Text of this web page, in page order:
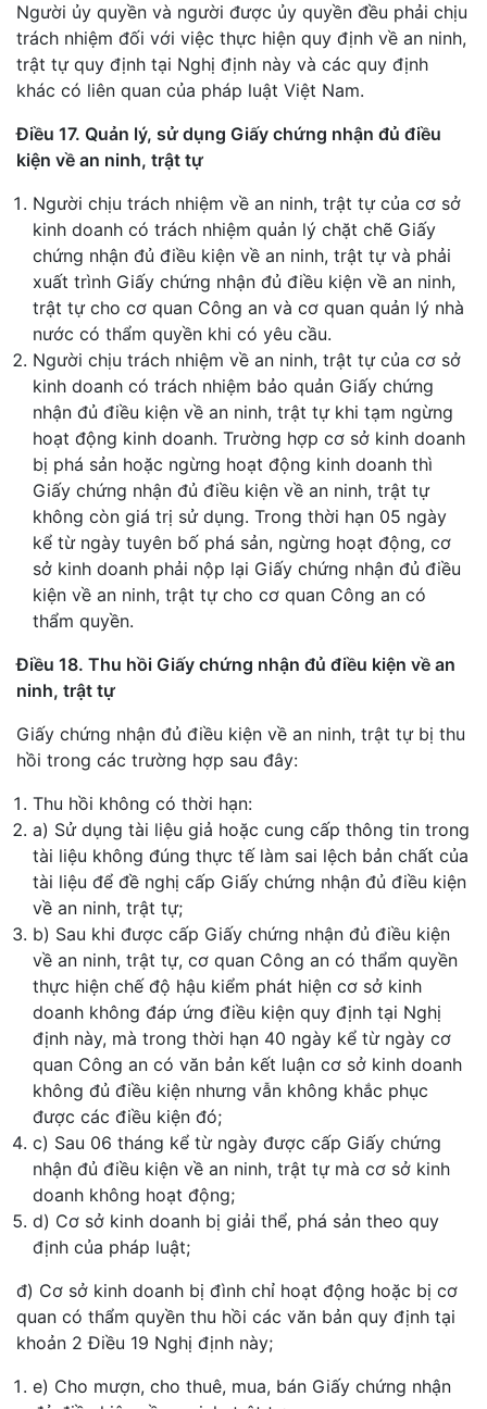
Người ủy quyền và người được ủy quyền đều phải chịu
trách nhiệm đối với việc thực hiện quy định về an ninh,
trật tự quy định tại Nghị định này và các quy định
khác có liên quan của pháp luật Việt Nam.
Điều 17. Quản lý, sử dụng Giấy chứng nhận đủ điều
kiện về an ninh, trật tự
Người chịu trách nhiệm về an ninh, trật tự của cơ sở
kinh doanh có trách nhiệm quản lý chặt chẽ Giấy
chứng nhận đủ điều kiện về an ninh, trật tự và phải
xuất trình Giấy chứng nhận đủ điều kiện về an ninh,
trật tự cho cơ quan Công an và cơ quan quản lý nhà
nước có thẩm quyền khi có yêu cầu.
Người chịu trách nhiệm về an ninh, trật tự của cơ sở
kinh doanh có trách nhiệm bảo quản Giấy chứng
nhận đủ điều kiện về an ninh, trật tự khi tạm ngừng
hoạt động kinh doanh. Trường hợp cơ sở kinh doanh
bị phá sản hoặc ngừng hoạt động kinh doanh thì
Giấy chứng nhận đủ điều kiện về an ninh, trật tự
không còn giá trị sử dụng. Trong thời hạn 05 ngày
kể từ ngày tuyên bố phá sản, ngừng hoạt động, cơ
sở kinh doanh phải nộp lại Giấy chứng nhận đủ điều
kiện về an ninh, trật tự cho cơ quan Công an có
thẩm quyền.
Điều 18. Thu hồi Giấy chứng nhận đủ điều kiện về an
ninh, trật tự
Giấy chứng nhận đủ điều kiện về an ninh, trật tự bị thu
hồi trong các trường hợp sau đây:
Thu hồi không có thời hạn:
a) Sử dụng tài liệu giả hoặc cung cấp thông tin trong
tài liệu không đúng thực tế làm sai lệch bản chất của
tài liệu để đề nghị cấp Giấy chứng nhận đủ điều kiện
về an ninh, trật tự;
b) Sau khi được cấp Giấy chứng nhận đủ điều kiện
về an ninh, trật tự, cơ quan Công an có thẩm quyền
thực hiện chế độ hậu kiểm phát hiện cơ sở kinh
doanh không đáp ứng điều kiện quy định tại Nghị
định này, mà trong thời hạn 40 ngày kể từ ngày cơ
quan Công an có văn bản kết luận cơ sở kinh doanh
không đủ điều kiện nhưng vẫn không khắc phục
được các điều kiện đó;
c) Sau 06 tháng kể từ ngày được cấp Giấy chứng
nhận đủ điều kiện về an ninh, trật tự mà cơ sở kinh
doanh không hoạt động;
d) Cơ sở kinh doanh bị giải thể, phá sản theo quy
định của pháp luật;
đ) Cơ sở kinh doanh bị đình chỉ hoạt động hoặc bị cơ
quan có thẩm quyền thu hồi các văn bản quy định tại
khoản 2 Điều 19 Nghị định này;
e) Cho mượn, cho thuê, mua, bán Giấy chứng nhận